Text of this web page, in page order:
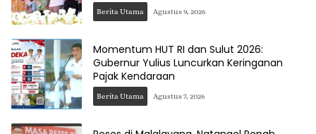
Berita Utama Agustus 9, 2026
Momentum HUT RI dan Sulut 2026:
Gubernur Yulius Luncurkan Keringanan
Pajak Kendaraan
Berita Utama Agustus 7, 2026